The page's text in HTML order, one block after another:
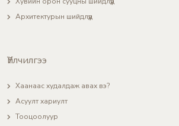
Архитектурын шийдлүүд
Үйлчилгээ
Хаанаас худалдаж авах вэ?
Асуулт хариулт
Тооцоолуур